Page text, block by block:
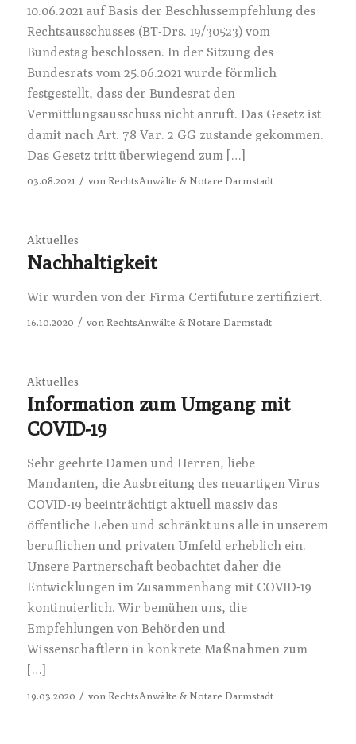
10.06.2021 auf Basis der Beschlussempfehlung des
Rechtsausschusses (BT-Drs. 19/30523) vom
Bundestag beschlossen. In der Sitzung des
Bundesrats vom 25.06.2021 wurde förmlich
festgestellt, dass der Bundesrat den
Vermittlungsausschuss nicht anruft. Das Gesetz ist
damit nach Art. 78 Var. 2 GG zustande gekommen.
Das Gesetz tritt überwiegend zum […]
03.08.2021 / von RechtsAnwälte & Notare Darmstadt
Aktuelles
Nachhaltigkeit
Wir wurden von der Firma Certifuture zertifiziert.
16.10.2020 / von RechtsAnwälte & Notare Darmstadt
Aktuelles
Information zum Umgang mit
COVID-19
Sehr geehrte Damen und Herren, liebe
Mandanten, die Ausbreitung des neuartigen Virus
COVID-19 beeinträchtigt aktuell massiv das
öffentliche Leben und schränkt uns alle in unserem
beruflichen und privaten Umfeld erheblich ein.
Unsere Partnerschaft beobachtet daher die
Entwicklungen im Zusammenhang mit COVID-19
kontinuierlich. Wir bemühen uns, die
Empfehlungen von Behörden und
Wissenschaftlern in konkrete Maßnahmen zum
[…]
19.03.2020 / von RechtsAnwälte & Notare Darmstadt